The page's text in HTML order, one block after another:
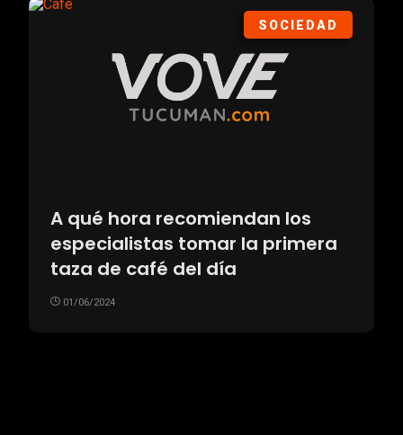
SOCIEDAD
A qué hora recomiendan los
especialistas tomar la primera
taza de café del día
01/06/2024